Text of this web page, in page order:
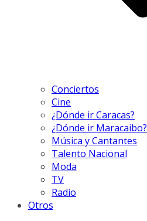
Conciertos
Cine
¿Dónde ir Caracas?
¿Dónde ir Maracaibo?
Música y Cantantes
Talento Nacional
Moda
TV
Radio
Otros